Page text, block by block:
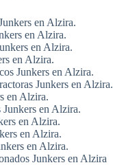
en Alzira.
en Alzira.
en Alzira.
en Alzira.
Junkers en Alzira.
Junkers en Alzira.
en Alzira.
en Alzira.
en Alzira.
en Alzira.
en Alzira.
Junkers en Alzira